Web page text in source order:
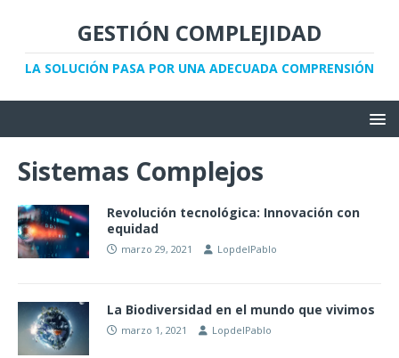
GESTIÓN COMPLEJIDAD
LA SOLUCIÓN PASA POR UNA ADECUADA COMPRENSIÓN
Sistemas Complejos
Revolución tecnológica: Innovación con
equidad
marzo 29, 2021 LopdelPablo
La Biodiversidad en el mundo que vivimos
marzo 1, 2021 LopdelPablo